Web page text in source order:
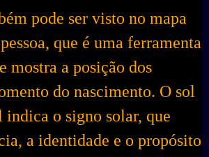
pode ser visto no mapa
que é uma ferramenta
mostra a posição dos
do nascimento. O sol
indica o signo solar, que
a identidade e o propósito